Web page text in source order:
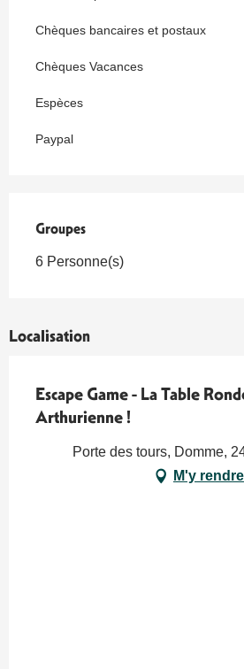
Chèques bancaires et postaux
Chèques Vacances
Espèces
Paypal
Groupes
Groupes
6 Personne(s)
Localisation
Escape Game - La Table
Arthurienne !
Porte des tours, Domme,
M'y rendre